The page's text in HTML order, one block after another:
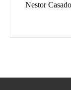
Nestor